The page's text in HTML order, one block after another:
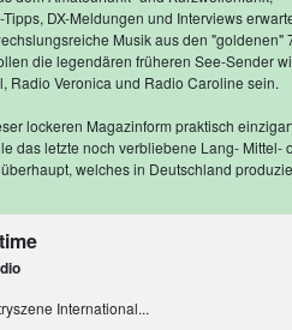
DX-Meldungen und Interviews
Musik aus den "goldenen"
die legendären früheren See-Sender
Radio Veronica und Radio Caroline sein.
lockeren Magazinform praktisch
das letzte noch verbliebene Lang- Mittel-
welches in Deutschland
International...